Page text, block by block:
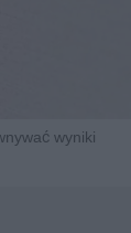
wyniki